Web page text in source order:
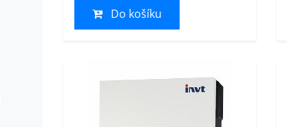
Do košíku